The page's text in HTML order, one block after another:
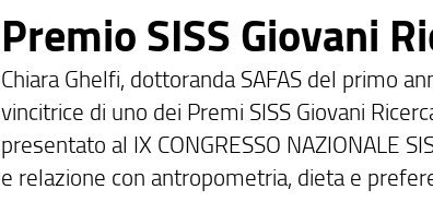
Premio SISS Giovani
Chiara Ghelfi, dottoranda SAFAS del primo
vincitrice di uno dei Premi SISS Giovani
presentato al IX CONGRESSO NAZIONALE
e relazione con antropometria, dieta e